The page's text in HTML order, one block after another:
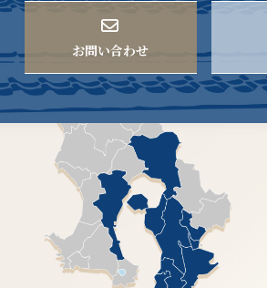
お問い合わせ